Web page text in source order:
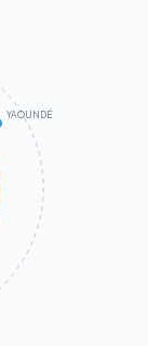
YAOUNDÉ